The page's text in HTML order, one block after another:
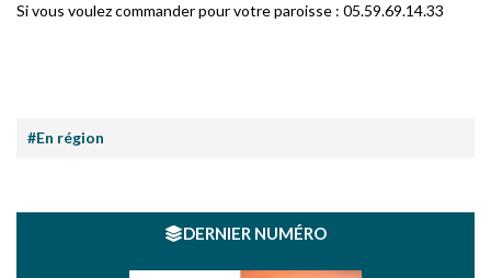
Si vous voulez commander pour votre paroisse : 05.59.69.14.33
#En région
DERNIER NUMÉRO